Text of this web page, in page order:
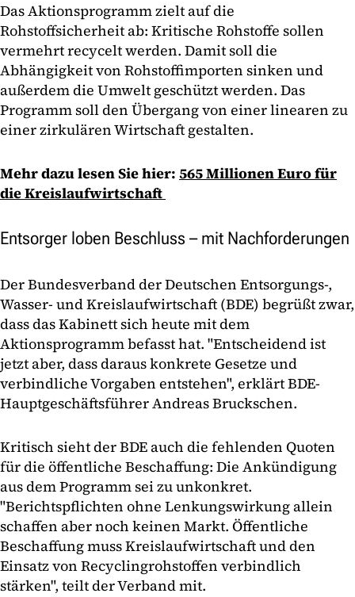
Das Aktionsprogramm zielt auf die
Rohstoffsicherheit ab: Kritische Rohstoffe sollen
vermehrt recycelt werden. Damit soll die
Abhängigkeit von Rohstoffimporten sinken und
außerdem die Umwelt geschützt werden. Das
Programm soll den Übergang von einer linearen zu
einer zirkulären Wirtschaft gestalten.
Mehr dazu lesen Sie hier: 565 Millionen Euro für
die Kreislaufwirtschaft
Entsorger loben Beschluss – mit Nachforderungen
Der Bundesverband der Deutschen Entsorgungs-,
Wasser- und Kreislaufwirtschaft (BDE) begrüßt zwar,
dass das Kabinett sich heute mit dem
Aktionsprogramm befasst hat. "Entscheidend ist
jetzt aber, dass daraus konkrete Gesetze und
verbindliche Vorgaben entstehen", erklärt BDE-
Hauptgeschäftsführer Andreas Bruckschen.
Kritisch sieht der BDE auch die fehlenden Quoten
für die öffentliche Beschaffung: Die Ankündigung
aus dem Programm sei zu unkonkret.
"Berichtspflichten ohne Lenkungswirkung allein
schaffen aber noch keinen Markt. Öffentliche
Beschaffung muss Kreislaufwirtschaft und den
Einsatz von Recyclingrohstoffen verbindlich
stärken", teilt der Verband mit.